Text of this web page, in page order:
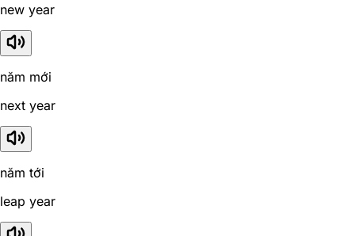
new year
năm mới
next year
năm tới
leap year